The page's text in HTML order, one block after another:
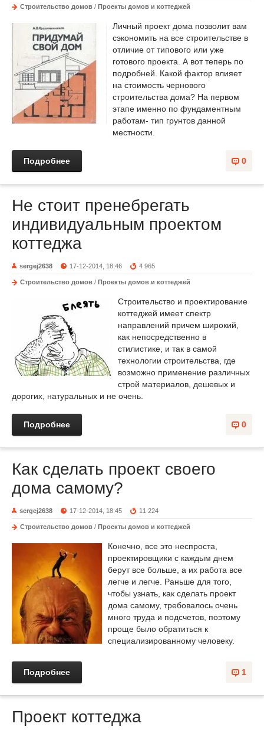
Строительство домов / Проекты домов и коттеджей
Личный проект дома позволит вам
сэкономить на все строительстве в
отличие от типового или уже
готового проекта. А вот теперь по
подробней. Какой фактор влияет
на стоимость чернового
строительства дома? На первом
этапе именно по фундаментным
работам- тип грунтов данной
местности.
0
Подробнее
Не стоит пренебрегать
индивидуальным проектом
коттеджа
sergej2638 17-12-2014, 18:46 4 965
Строительство домов / Проекты домов и коттеджей
Строительство и проектирование
коттеджей имеет спектр
направлений причем широкий,
как непосредственно в
стилистике, и так в самой
технологии строительства, где
возможно применение различных
строй материалов, дешевых и
дорогих, натуральных и не очень.
0
Подробнее
Как сделать проект своего
дома самому?
sergej2638 17-12-2014, 18:45 11 224
Строительство домов / Проекты домов и коттеджей
Конечно, все это неспроста,
проектировщики с каждым днем
берут все больше, а их работа все
легче и легче. Раньше для того,
чтобы узнать, как сделать проект
дома самому, требовалось очень
много труда и подсчетов, поэтому
проще было обратиться к
специализированному человеку.
1
Подробнее
Проект коттеджа